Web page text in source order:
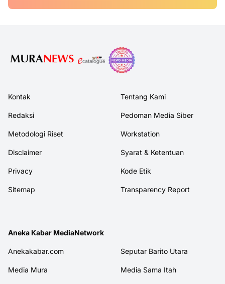
Kontak Tentang Kami
Redaksi Pedoman Media Siber
Metodologi Riset Workstation
Disclaimer Syarat & Ketentuan
Privacy Kode Etik
Sitemap Transparency Report
Aneka Kabar MediaNetwork
Anekakabar.com Seputar Barito Utara
Media Mura Media Sama Itah